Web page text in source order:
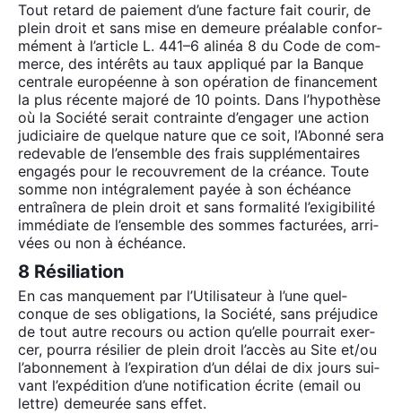
Tout retard de paie­ment d’une fac­ture fait cou­rir, de
plein droit et sans mise en demeure préa­lable confor­
mé­ment à l’ar­ticle L. 441–6 ali­néa 8 du Code de com­
merce, des inté­rêts au taux appli­qué par la Banque
cen­trale euro­péenne à son opé­ra­tion de finan­ce­ment
la plus récente majo­ré de 10 points. Dans l’hypothèse
où la Socié­té serait contrainte d’engager une action
judi­ciaire de quelque nature que ce soit, l’Abonné sera
rede­vable de l’ensemble des frais sup­plé­men­taires
enga­gés pour le recou­vre­ment de la créance. Toute
somme non inté­gra­le­ment payée à son échéance
entraî­ne­ra de plein droit et sans for­ma­li­té l’exigibilité
immé­diate de l’ensemble des sommes fac­tu­rées, arri­
vées ou non à échéance.
8 Résiliation
En cas man­que­ment par l’Utilisateur à l’une quel­
conque de ses obli­ga­tions, la Socié­té, sans pré­ju­dice
de tout autre recours ou action qu’elle pour­rait exer­
cer, pour­ra rési­lier de plein droit l’accès au Site et/ou
l’abonnement à l’ex­pi­ra­tion d’un délai de dix jours sui­
vant l’ex­pé­di­tion d’une noti­fi­ca­tion écrite (email ou
lettre) demeu­rée sans effet.